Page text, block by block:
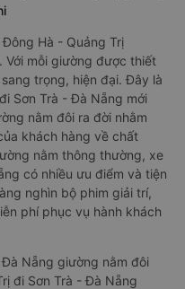
Hà - Quảng Trị
Với mỗi giường được thiết
trọng, hiện đại. Đây là
Sơn Trà - Đà Nẵng mới
nằm đôi ra đời nhằm
khách hàng về chất
nằm thông thường, xe
có nhiều ưu điểm và tiện
nghìn bộ phim giải trí,
phí phục vụ hành khách
Nẵng giường nằm đôi
đi Sơn Trà - Đà Nẵng